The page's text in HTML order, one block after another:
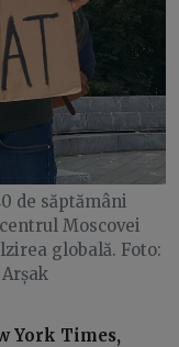
de săptămâni
Moscovei
globală. Foto:
York Times,